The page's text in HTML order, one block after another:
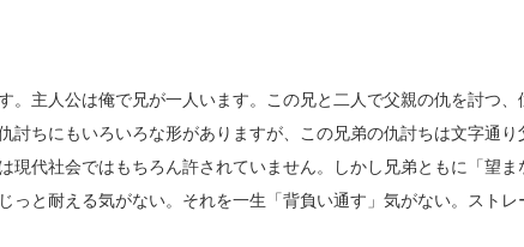
。主人公は俺で兄が一人います。この兄と二人で父親の仇を討つ
討ちにもいろいろな形がありますが、この兄弟の仇討ちは文字通
現代社会ではもちろん許されていません。しかし兄弟ともに「望
っと耐える気がない。それを一生「背負い通す」気がない。スト